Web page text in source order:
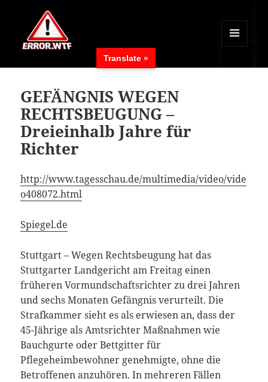
MENÜ
WIDGETS
GEFÄNGNIS WEGEN
RECHTSBEUGUNG –
Dreieinhalb Jahre für
Richter
http://www.tagesschau.de/multimedia/video/vide
o408072.html
Spiegel.de
Stuttgart – Wegen Rechtsbeugung hat das
Stuttgarter Landgericht am Freitag einen
früheren Vormundschaftsrichter zu drei Jahren
und sechs Monaten Gefängnis verurteilt. Die
Strafkammer sieht es als erwiesen an, dass der
45-Jährige als Amtsrichter Maßnahmen wie
Bauchgurte oder Bettgitter für
Pflegeheimbewohner genehmigte, ohne die
Betroffenen anzuhören. In mehreren Fällen
Translate »